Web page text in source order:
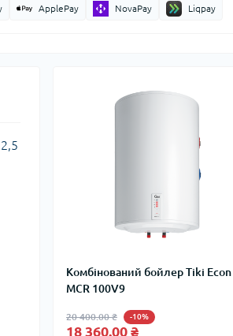
ApplePay NovaPay Liqpay
Комбінований бойлер Tiki Econ
MCR 100V9
20 400.00 ₴ -10%
18 360.00 ₴